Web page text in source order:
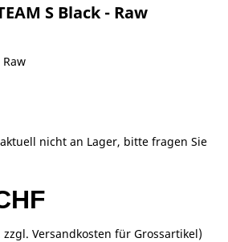
S Black - Raw
Raw
nicht an Lager, bitte fragen Sie
zzgl. Versandkosten für Grossartikel)